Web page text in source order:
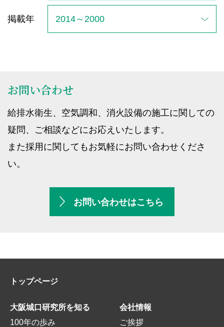
掲載年
お問い合わせ
給排水衛生、空気調和、消火設備の施工に関しての
疑問、ご相談などにお応えいたします。
また採用に関してもお気軽にお問い合わせくださ
い。
お問い合わせはこちら
トップページ
大阪城口研究所を知る
100年の歩み
会社情報
ご挨拶